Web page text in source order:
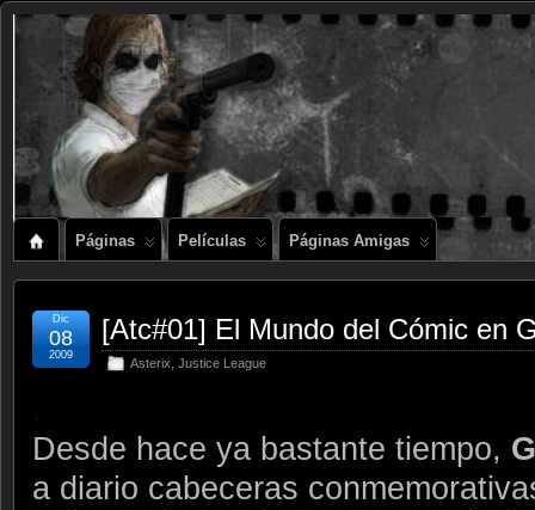
Páginas Películas Páginas Amigas
[Atc#01] El Mundo del Cómic en
Asterix Justice League
Dic
08
2009
Desde hace ya bastante tiempo,
a diario cabeceras